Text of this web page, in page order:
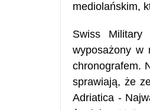
mediolańskim,
Swiss Military
wyposażony w
chronografem.
sprawiają, że
Adriatica -